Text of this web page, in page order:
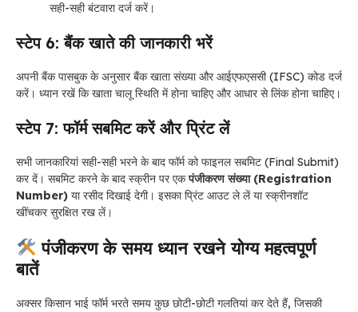
सही-सही बंटवारा दर्ज करें।
स्टेप 6: बैंक खाते की जानकारी भरें
अपनी बैंक पासबुक के अनुसार बैंक खाता संख्या और आईएफएससी (IFSC) कोड दर्ज
करें। ध्यान रखें कि खाता चालू स्थिति में होना चाहिए और आधार से लिंक होना चाहिए।
स्टेप 7: फॉर्म सबमिट करें और प्रिंट लें
सभी जानकारियां सही-सही भरने के बाद फॉर्म को फाइनल सबमिट (Final Submit)
कर दें। सबमिट करने के बाद स्क्रीन पर एकपंजीकरण संख्या (Registration
Number) या रसीद दिखाई देगी। इसका प्रिंट आउट ले लें या स्क्रीनशॉट
खींचकर सुरक्षित रख लें।
पंजीकरण के समय ध्यान रखने योग्य महत्वपूर्ण
बातें
अक्सर किसान भाई फॉर्म भरते समय कुछ छोटी-छोटी गलतियां कर देते हैं, जिसकी